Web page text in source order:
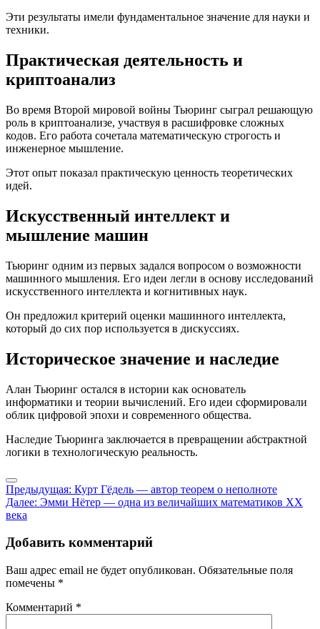
Эти результаты имели фундаментальное значение для науки и
техники.
Практическая деятельность и
криптоанализ
Во время Второй мировой войны Тьюринг сыграл решающую
роль в криптоанализе, участвуя в расшифровке сложных
кодов. Его работа сочетала математическую строгость и
инженерное мышление.
Этот опыт показал практическую ценность теоретических
идей.
Искусственный интеллект и
мышление машин
Тьюринг одним из первых задался вопросом о возможности
машинного мышления. Его идеи легли в основу исследований
искусственного интеллекта и когнитивных наук.
Он предложил критерий оценки машинного интеллекта,
который до сих пор используется в дискуссиях.
Историческое значение и наследие
Алан Тьюринг остался в истории как основатель
информатики и теории вычислений. Его идеи сформировали
облик цифровой эпохи и современного общества.
Наследие Тьюринга заключается в превращении абстрактной
логики в технологическую реальность.
Навигация
по
Предыдущая: Курт Гёдель — автор теорем о неполноте
Далее: Эмми Нётер — одна из величайших математиков XX
века
Добавить комментарий
Ваш адрес email не будет опубликован. Обязательные поля
помечены *
Комментарий *